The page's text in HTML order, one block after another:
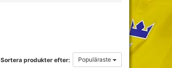
Sortera produkter efter: Populäraste